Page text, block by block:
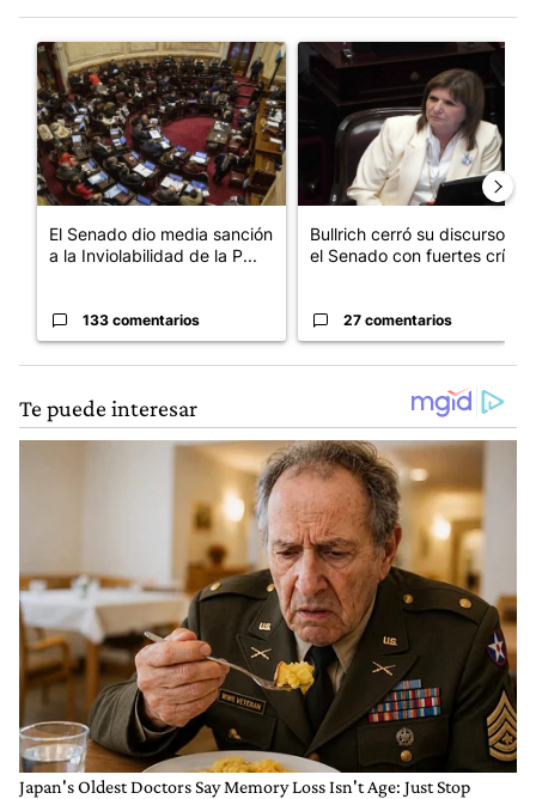
Un artículo de tendencia con el título "El Senado dio media
El Senado dio media sanción
a la Inviolabilidad de la P...
133 comentarios
Un artículo de tendencia
Bullrich cerró su discurso en
el Senado con fuertes crí...
27 comentarios